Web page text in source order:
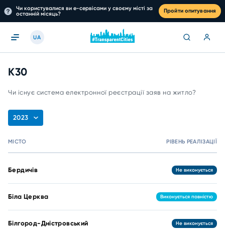
Чи користувалися ви е-сервісами у своєму місті за
останній місяць?
Пройти опитування
UA
K30
Чи існує система електронної реєстрації заяв на житло?
2023
МІСТО РІВЕНЬ РЕАЛІЗАЦІЇ
Бердичів Не виконується
Біла Церква Виконується повністю
Білгород-Дністровський Не виконується